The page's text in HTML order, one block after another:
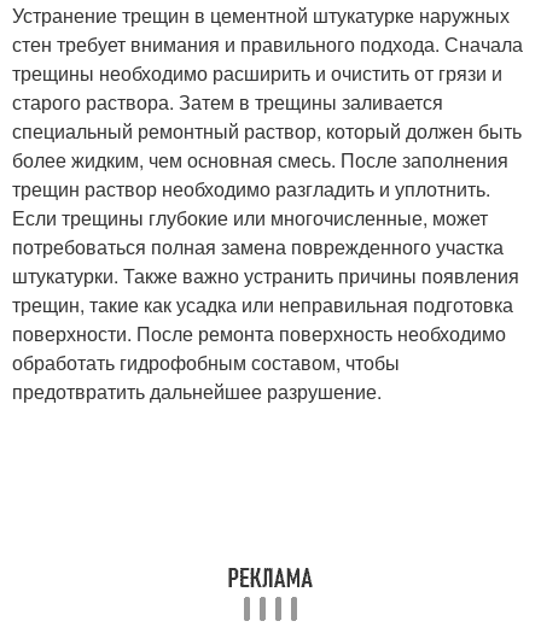
Устранение трещин в цементной штукатурке наружных
стен требует внимания и правильного подхода. Сначала
трещины необходимо расширить и очистить от грязи и
старого раствора. Затем в трещины заливается
специальный ремонтный раствор, который должен быть
более жидким, чем основная смесь. После заполнения
трещин раствор необходимо разгладить и уплотнить.
Если трещины глубокие или многочисленные, может
потребоваться полная замена поврежденного участка
штукатурки. Также важно устранить причины появления
трещин, такие как усадка или неправильная подготовка
поверхности. После ремонта поверхность необходимо
обработать гидрофобным составом, чтобы
предотвратить дальнейшее разрушение.